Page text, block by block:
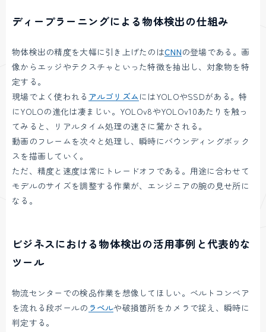
ディープラーニングによる物体検出の仕組み
物体検出の精度を大幅に引き上げたのはCNNの登場である。画
像からエッジやテクスチャといった特徴を抽出し、対象物を特
定する。
現場でよく使われる アルゴリズムにはYOLOやSSDがある。特
にYOLOの進化は凄まじい。YOLOv8やYOLOv10あたりを触っ
てみると、リアルタイム処理の速さに驚かされる。
動画のフレームを次々と処理し、瞬時にバウンディングボック
スを描画していく。
ただ、精度と速度は常にトレードオフである。用途に合わせて
モデルのサイズを調整する作業が、エンジニアの腕の見せ所に
なる。
ビジネスにおける物体検出の活用事例と代表的な
ツール
物流センターでの検品作業を想像してほしい。ベルトコンベア
を流れる段ボールの ラベルや破損箇所をカメラで捉え、瞬時に
判定する。